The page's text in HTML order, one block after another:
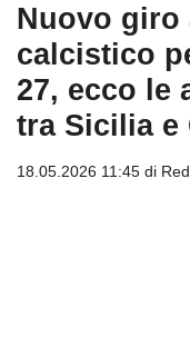
Nuovo
calcistico
27, ecco le
tra Sicilia e
18.05.2026 11:45 di